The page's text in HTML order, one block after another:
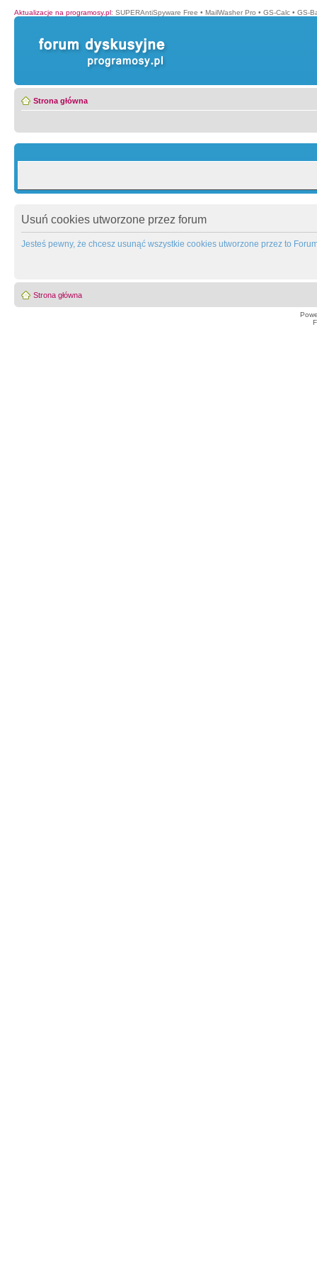
Aktualizacje na programosy.pl: SUPERAntiSpyware Free • MailWasher Pro • GS-Calc • GS-
Strona główna
Usuń cookies utworzone przez forum
Jesteś pewny, że chcesz usunąć wszystkie cookies utworzone przez to
Strona główna